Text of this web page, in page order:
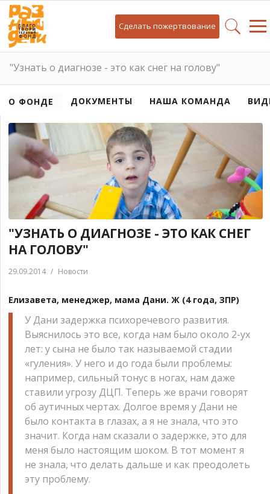
Сделать пожертвование
"Узнать о диагнозе - это как снег на голову"
О ФОНДЕ ДОКУМЕНТЫ НАША КОМАНДА
"УЗНАТЬ О ДИАГНОЗЕ - ЭТО КАК СНЕГ
НА ГОЛОВУ"
29.09.2014 / Новости
Елизавета, менеджер, мама Дани. Ж (4 года, ЗПР)
У Дани задержка психоречевого развития.
Выяснилось это все, когда нам было около 2-ух
лет: у сына не было так называемой стадии
«гуления». У него и до года были проблемы:
например, сильный тонус в ногах, нам даже
ставили угрозу ДЦП. Теперь же врачи говорят
об аутичных чертах. Долгое время у Дани не
было контакта в глазах, а я не знала, что это
значит. Когда нам сказали о задержке, это для
меня было настоящим шоком. В тот момент я
не знала, что делать дальше и как преодолеть
эту проблему.